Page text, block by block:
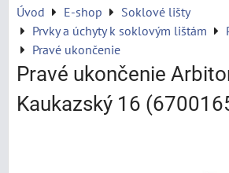
Úvod E-shop
Soklové lišty
Prvky a úchyty k soklovým lištám
Pravé ukončenie
Pravé ukončenie
Kaukazský 16